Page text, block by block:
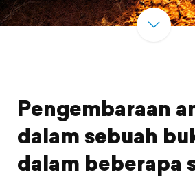
Pengembaraan
dalam sebuah
dalam beberapa